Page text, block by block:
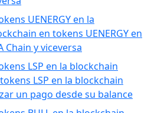
UENERGY en la
en tokens UENERGY en
Chain y viceversa
LSP en la blockchain
LSP en la blockchain
un pago desde su balance